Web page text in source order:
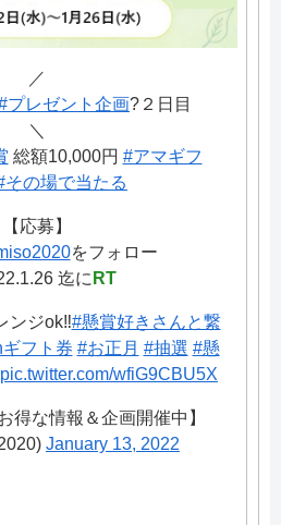
／
プレゼント企画?２日目
＼
総額10,000円 #アマギフ
その場で当たる
【応募】
をフォロー
迄に RT
ンジok‼️#懸賞好きさんと繋
フト券 #お正月 #抽選 #懸
pic.twitter.com/wfiG9CBU5X
な情報＆企画開催中】
January 13, 2022